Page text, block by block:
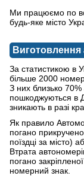
Ми працюємо по
будь-яке місто
Виготовлення
За статистикою в
більше 2000
З них близько
пошкоджуються в
зникають в разі
Як правило
погано
поїздці за місто)
Втрата
погано
номерний знак.